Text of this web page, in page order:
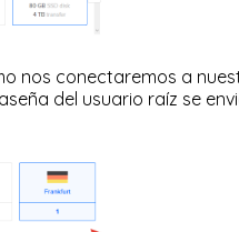
nos conectaremos a
del usuario raíz se